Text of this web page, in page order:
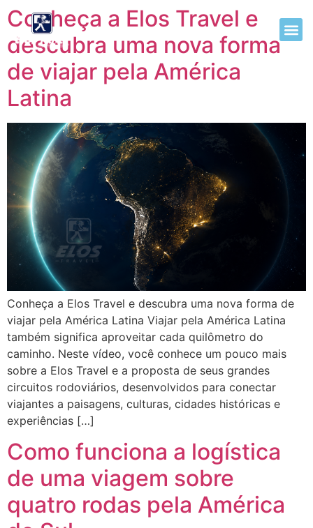
Conheça a Elos Travel e
descubra uma nova forma
de viajar pela América
Latina
Conheça a Elos Travel e descubra uma nova forma de
viajar pela América Latina Viajar pela América Latina
também significa aproveitar cada quilômetro do
caminho. Neste vídeo, você conhece um pouco mais
sobre a Elos Travel e a proposta de seus grandes
circuitos rodoviários, desenvolvidos para conectar
viajantes a paisagens, culturas, cidades históricas e
experiências […]
Como funciona a logística
de uma viagem sobre
quatro rodas pela América